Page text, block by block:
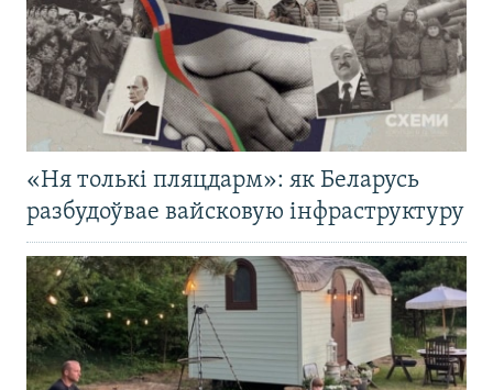
«Ня толькі пляцдарм»: як Беларусь
разбудоўвае вайсковую інфраструктуру